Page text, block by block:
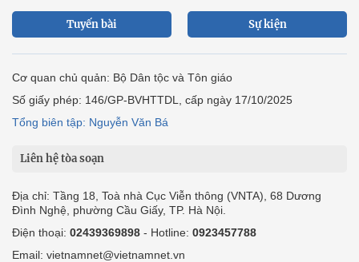
Tuyến bài Sự kiện
Cơ quan chủ quản: Bộ Dân tộc và Tôn giáo
Số giấy phép: 146/GP-BVHTTDL, cấp ngày 17/10/2025
Tổng biên tập: Nguyễn Văn Bá
Liên hệ tòa soạn
Địa chỉ: Tầng 18, Toà nhà Cục Viễn thông (VNTA), 68 Dương
Đình Nghệ, phường Cầu Giấy, TP. Hà Nội.
Điện thoại: 02439369898 - Hotline: 0923457788
Email: vietnamnet@vietnamnet.vn